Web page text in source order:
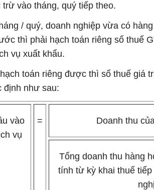
vào tháng, quý tiếp theo.
/ quý, doanh nghiệp vừa có
thì phải hạch toán riêng số thuế
vụ xuất khẩu.
toán riêng được thì số thuế giá
định như sau:
vào
vụ
= Doanh thu
Tổng doanh thu hàng
tính từ kỳ khai thuế